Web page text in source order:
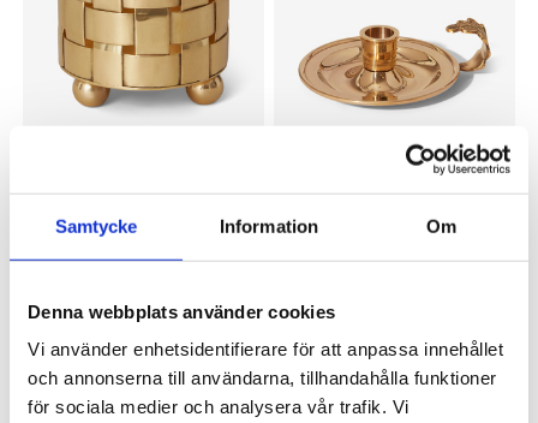
Samtycke Information Om
Denna webbplats använder cookies
Vi använder enhetsidentifierare för att anpassa innehållet
och annonserna till användarna, tillhandahålla funktioner
för sociala medier och analysera vår trafik. Vi
895 kr
OSCAR & CLOTHILDE
mässing